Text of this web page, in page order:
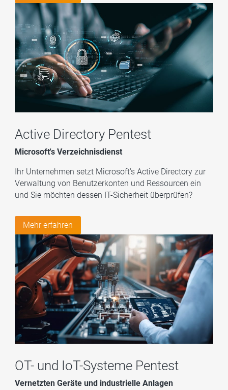
Active Directory Pentest
Microsoft's Verzeichnisdienst
Ihr Unternehmen setzt Microsoft's Active Directory zur
Verwaltung von Benutzerkonten und Ressourcen ein
und Sie möchten dessen IT-Sicherheit überprüfen?
Mehr erfahren
OT- und IoT-Systeme Pentest
Vernetzten Geräte und industrielle Anlagen